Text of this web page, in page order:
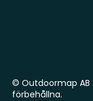
© Outdoormap AB
förbehållna.